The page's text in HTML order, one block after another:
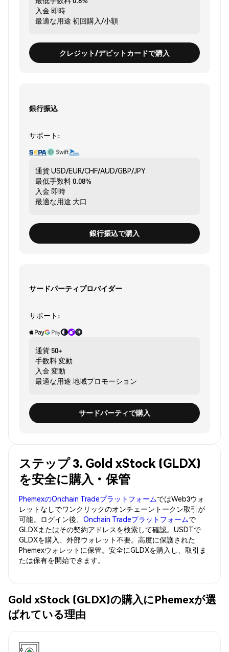
入金 即時
最適な用途 初回購入/小額
クレジット/デビットカードで購入
銀行振込
サポート:
通貨USD/EUR/CHF/AUD/GBP/JPY
最低手数料0.08%
入金 即時
最適な用途 大口
銀行振込で購入
サードパーティプロバイダー
サポート:
通貨 50+
手数料変動
入金 変動
最適な用途 地域プロモーション
サードパーティで購入
ステップ 3. Gold xStock (GLDX)
を安全に購入・保管
PhemexのOnchain TradeプラットフォームではWeb3ウォ
レットなしでワンクリックのオンチェーントークン取引が
可能。ログイン後、 Onchain Tradeプラットフォームで
GLDXまたはその契約アドレスを検索して確認。USDTで
GLDXを購入、外部ウォレット不要。高度に保護された
Phemexウォレットに保管。安全にGLDXを購入し、取引ま
たは保有を開始できます。
Gold xStock (GLDX)の購入にPhemexが選
ばれている理由